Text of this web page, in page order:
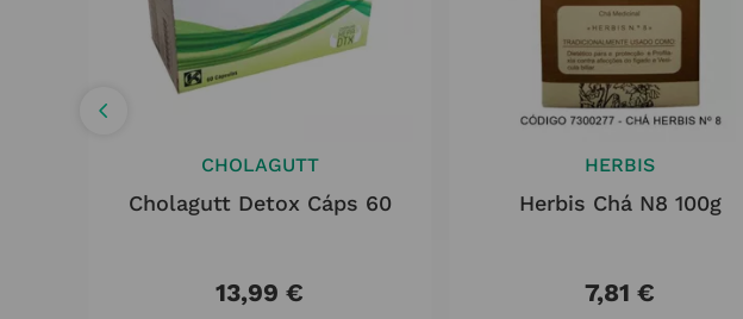
CHOLAGUTT
Cholagutt Detox Cáps 60
13,99 €
HERBIS
Herbis Chá N8 100g
7,81 €